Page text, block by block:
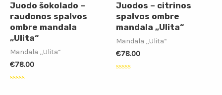
Juodo šokolado –
raudonos spalvos
ombre mandala
„Ulita“
Mandala „Ulita“
€78.00
Juodos – citrinos
spalvos ombre
mandala „Ulita“
Mandala „Ulita“
€78.00